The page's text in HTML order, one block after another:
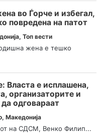
во Ѓорче и избегал,
повредена на патот
, Топ вести
жена е тешко
Власта е исплашена,
организаторите и
одговараат
, Македонија
на СДСМ, Венко Филип...